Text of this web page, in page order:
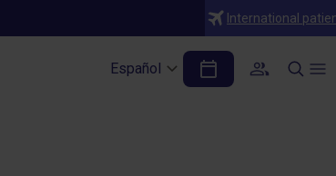
International
Español
requieren